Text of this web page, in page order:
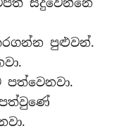
පුළුවන්.